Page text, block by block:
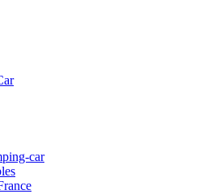
car